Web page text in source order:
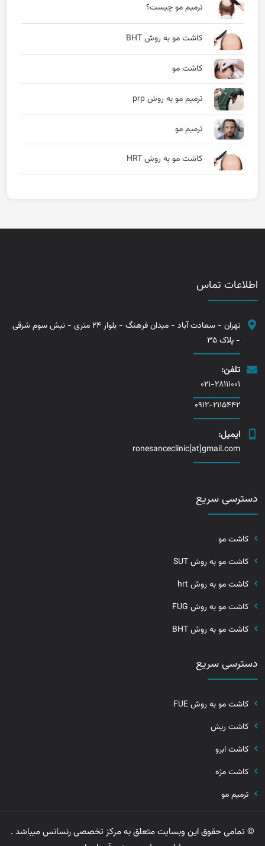
ترمیم مو چیست؟
کاشت مو به روش BHT
کاشت مو
ترمیم مو به روش prp
ترمیم مو
کاشت مو به روش HRT
اطلاعات تماس
تهران - سعادت آباد - میدان فرهنگ - بلوار 24 متری - نبش سوم شرقی
- پلاک 35
تلفن:
021-28111001
0912-2115442
ایمیل:
ronesanceclinic[at]gmail.com
دسترسی سریع
کاشت مو
کاشت مو به روش SUT
کاشت مو به روش hrt
کاشت مو به روش FUG
کاشت مو به روش BHT
دسترسی سریع
کاشت مو به روش FUE
کاشت ریش
کاشت ابرو
کاشت مژه
ترمیم مو
© تمامی حقوق این وبسایت متعلق به مرکز تخصصی رنسانس میباشد .